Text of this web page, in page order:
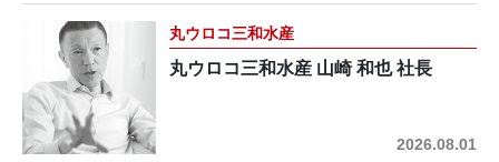
丸ウロコ三和水産
丸ウロコ三和水産 山崎 和也 社長
2026.08.01